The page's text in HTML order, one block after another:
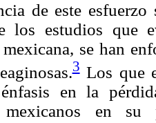
de este
los estudios que
se han
3Los que
en la
mexicanos en su